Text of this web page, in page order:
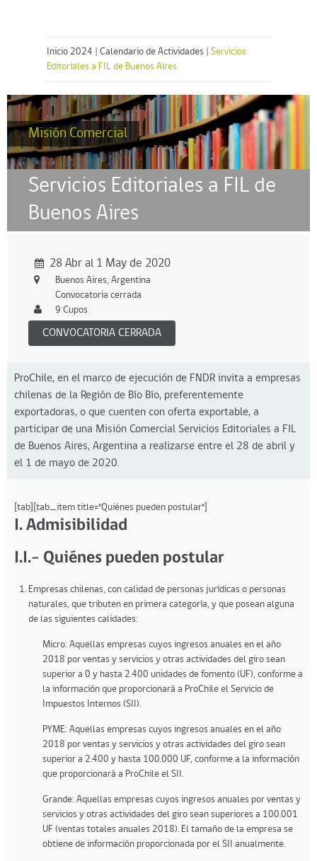
Inicio 2024 Calendario de Actividades
Servicios
Editoriales a FIL de Buenos Aires
Misión Comercial
Servicios Editoriales a FIL de
Buenos Aires
28 Abr al 1 May de 2020
Buenos Aires, Argentina
Convocatoria cerrada
9 Cupos
CONVOCATORIA CERRADA
ProChile, en el marco de ejecución de FNDR invita a empresas
chilenas de la Región de Bío Bío, preferentemente
exportadoras, o que cuenten con oferta exportable, a
participar de una Misión Comercial Servicios Editoriales a FIL
de Buenos Aires, Argentina a realizarse entre el 28 de abril y
el 1 de mayo de 2020.
[tab][tab_item title="Quiénes pueden postular"]
I. Admisibilidad
I.I.- Quiénes pueden postular
Empresas chilenas, con calidad de personas jurídicas o personas
naturales, que tributen en primera categoría, y que posean alguna
de las siguientes calidades:
Micro: Aquellas empresas cuyos ingresos anuales en el año
2018 por ventas y servicios y otras actividades del giro sean
superior a 0 y hasta 2.400 unidades de fomento (UF), conforme a
la información que proporcionará a ProChile el Servicio de
Impuestos Internos (SII).
PYME: Aquellas empresas cuyos ingresos anuales en el año
2018 por ventas y servicios y otras actividades del giro sean
superior a 2.400 y hasta 100.000 UF, conforme a la información
que proporcionará a ProChile el SII.
Grande: Aquellas empresas cuyos ingresos anuales por ventas y
servicios y otras actividades del giro sean superiores a 100.001
UF (ventas totales anuales 2018). El tamaño de la empresa se
obtiene de información proporcionada por el SII anualmente.